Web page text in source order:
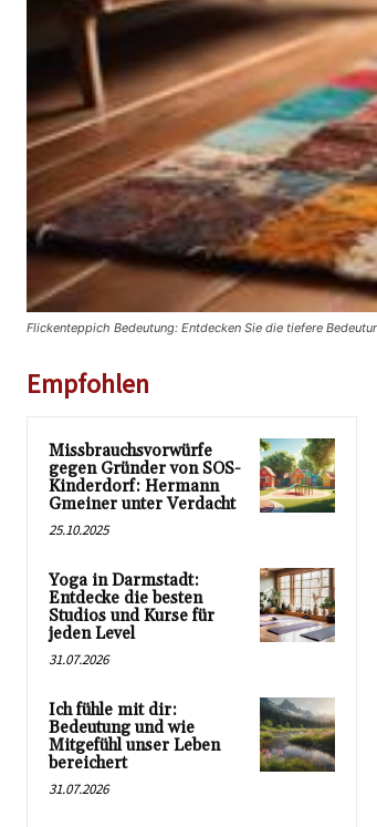
Flickenteppich Bedeutung: Entdecken Sie die tiefere
Empfohlen
Missbrauchsvorwürfe
gegen Gründer von SOS-
Kinderdorf: Hermann
Gmeiner unter Verdacht
25.10.2025
Yoga in Darmstadt:
Entdecke die besten
Studios und Kurse für
jeden Level
31.07.2026
Ich fühle mit dir:
Bedeutung und wie
Mitgefühl unser Leben
bereichert
31.07.2026